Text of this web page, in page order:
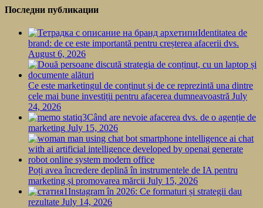
Последни публикации
Identitatea de
brand: de ce este importantă pentru creșterea afacerii dvs.
August 6, 2026
Ce este marketingul de conținut și de ce reprezintă una dintre
cele mai bune investiții pentru afacerea dumneavoastră July
24, 2026
Când are nevoie afacerea dvs. de o agenție de
marketing July 15, 2026
Poți avea încredere deplină în instrumentele de IA pentru
marketing și promovarea mărcii July 15, 2026
Instagram în 2026: Ce formaturi și strategii dau
rezultate July 14, 2026